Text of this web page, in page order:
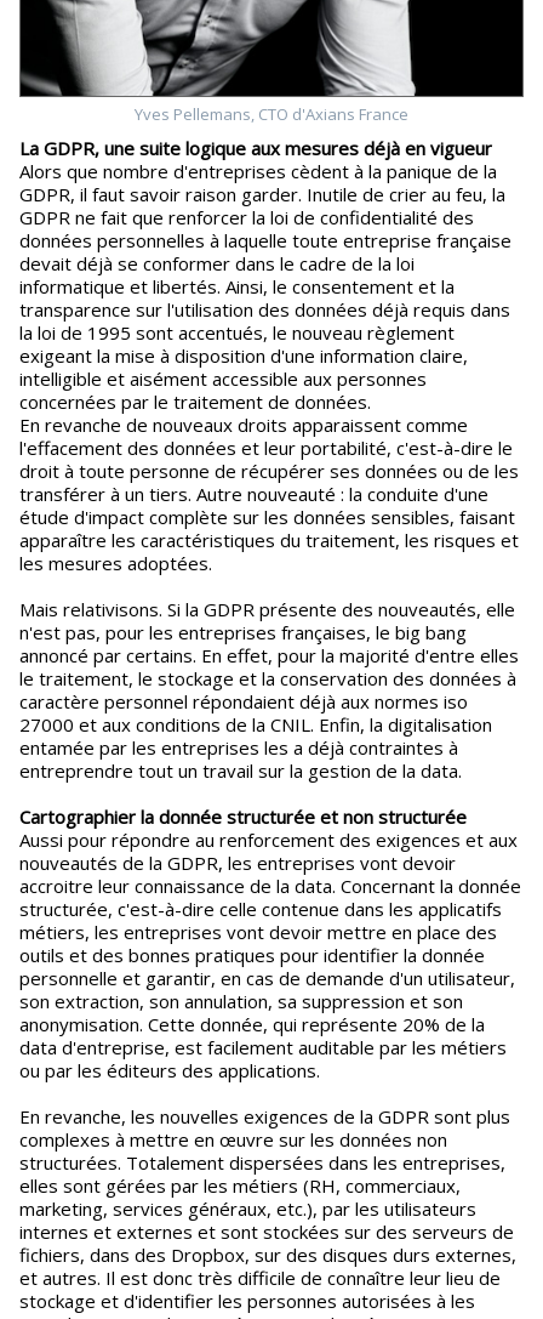
Yves Pellemans, CTO d'Axians France
La GDPR, une suite logique aux mesures déjà en vigueur
Alors que nombre d'entreprises cèdent à la panique de la
GDPR, il faut savoir raison garder. Inutile de crier au feu, la
GDPR ne fait que renforcer la loi de confidentialité des
données personnelles à laquelle toute entreprise française
devait déjà se conformer dans le cadre de la loi
informatique et libertés. Ainsi, le consentement et la
transparence sur l'utilisation des données déjà requis dans
la loi de 1995 sont accentués, le nouveau règlement
exigeant la mise à disposition d'une information claire,
intelligible et aisément accessible aux personnes
concernées par le traitement de données.
En revanche de nouveaux droits apparaissent comme
l'effacement des données et leur portabilité, c'est-à-dire le
droit à toute personne de récupérer ses données ou de les
transférer à un tiers. Autre nouveauté : la conduite d'une
étude d'impact complète sur les données sensibles, faisant
apparaître les caractéristiques du traitement, les risques et
les mesures adoptées.
Mais relativisons. Si la GDPR présente des nouveautés, elle
n'est pas, pour les entreprises françaises, le big bang
annoncé par certains. En effet, pour la majorité d'entre elles
le traitement, le stockage et la conservation des données à
caractère personnel répondaient déjà aux normes iso
27000 et aux conditions de la CNIL. Enfin, la digitalisation
entamée par les entreprises les a déjà contraintes à
entreprendre tout un travail sur la gestion de la data.
Cartographier la donnée structurée et non structurée
Aussi pour répondre au renforcement des exigences et aux
nouveautés de la GDPR, les entreprises vont devoir
accroitre leur connaissance de la data. Concernant la donnée
structurée, c'est-à-dire celle contenue dans les applicatifs
métiers, les entreprises vont devoir mettre en place des
outils et des bonnes pratiques pour identifier la donnée
personnelle et garantir, en cas de demande d'un utilisateur,
son extraction, son annulation, sa suppression et son
anonymisation. Cette donnée, qui représente 20% de la
data d'entreprise, est facilement auditable par les métiers
ou par les éditeurs des applications.
En revanche, les nouvelles exigences de la GDPR sont plus
complexes à mettre en œuvre sur les données non
structurées. Totalement dispersées dans les entreprises,
elles sont gérées par les métiers (RH, commerciaux,
marketing, services généraux, etc.), par les utilisateurs
internes et externes et sont stockées sur des serveurs de
fichiers, dans des Dropbox, sur des disques durs externes,
et autres. Il est donc très difficile de connaître leur lieu de
stockage et d'identifier les personnes autorisées à les